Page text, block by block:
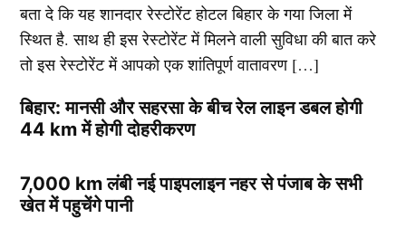
बता दे कि यह शानदार रेस्टोरेंट होटल बिहार के गया जिला में
स्थित है. साथ ही इस रेस्टोरेंट में मिलने वाली सुविधा की बात करे
तो इस रेस्टोरेंट में आपको एक शांतिपूर्ण वातावरण […]
बिहार: मानसी और सहरसा के बीच रेल लाइन डबल होगी
44 km में होगी दोहरीकरण
7,000 km लंबी नई पाइपलाइन नहर से पंजाब के सभी
खेत में पहुचेंगे पानी